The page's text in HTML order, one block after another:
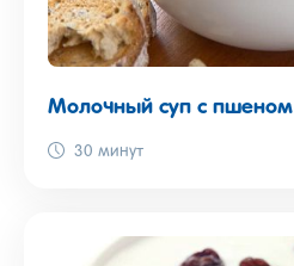
Молочный суп с пшеном
30 минут